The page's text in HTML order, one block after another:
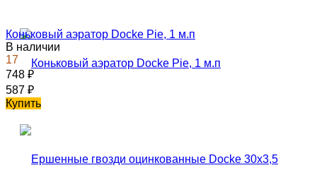
Коньковый аэратор Docke Pie, 1 м.п
В наличии
17
748 ₽
587 ₽
Купить